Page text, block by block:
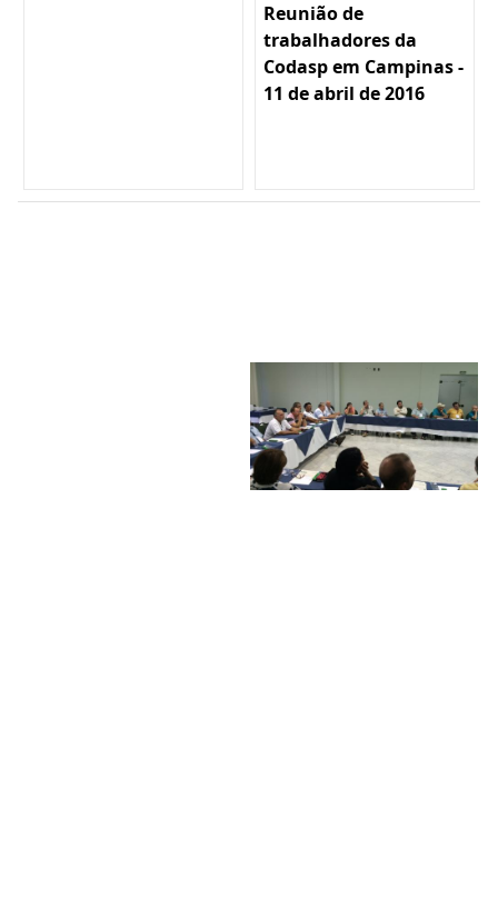
Reunião de
trabalhadores da
Codasp em Campinas -
11 de abril de 2016